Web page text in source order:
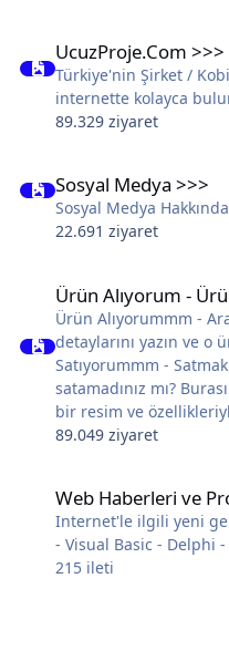
UcuzProje.Com >>>
Türkiye'nin Şirket /
internette kolayca
89.329 ziyaret
Sosyal Medya >>>
Sosyal Medya
22.691 ziyaret
Ürün Alıyorum -
Ürün Alıyorummm -
detaylarını yazın ve
Satıyorummm -
satamadınız mı?
bir resim ve
89.049 ziyaret
Web Haberleri ve
Internet'le ilgili yeni
- Visual Basic - Delphi
215 ileti